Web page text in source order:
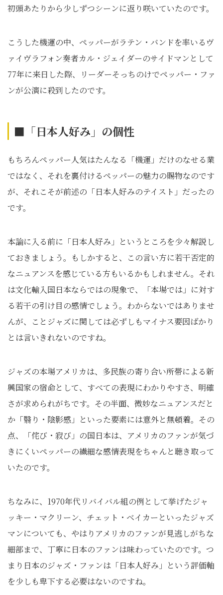
初頭あたりから少しずつシーンに返り咲いていたのです。
こうした機運の中、ペッパーがラテン・バンドを率いるヴ
ァイヴラフォン奏者カル・ジェイダーのサイドマンとして
77年に来日した際、リーダーそっちのけでペッパー・ファ
ンが公演に殺到したのです。
■「日本人好み」の個性
もちろんペッパー人気はたんなる「機運」だけのなせる業
ではなく、それを裏付けるペッパーの魅力の賜物なのです
が、それこそが前述の「日本人好みのテイスト」だったの
です。
本論に入る前に「日本人好み」というところを少々解説し
ておきましょう。もしかすると、この言い方に若干否定的
なニュアンスを感じている方もいるかもしれません。それ
は文化輸入国日本ならではの現象で、「本場では」に対す
る若干の引け目の感情でしょう。わからないではありませ
んが、ことジャズに関しては必ずしもマイナス要因ばかり
とは言いきれないのですね。
ジャズの本場アメリカは、多民族の寄り合い所帯による新
興国家の宿命として、すべての表現にわかりやすさ、明確
さが求められがちです。その半面、微妙なニュアンスだと
か「翳り・陰影感」といった要素には意外と無頓着。その
点、「侘び・寂び」の国日本は、アメリカのファンが気づ
きにくいペッパーの繊細な感情表現をちゃんと聴き取って
いたのです。
ちなみに、1970年代リバイバル組の例として挙げたジャ
ッキー・マクリーン、チェット・ベイカーといったジャズ
マンについても、やはりアメリカのファンが見逃しがちな
細部まで、丁寧に日本のファンは味わっていたのです。つ
まり日本のジャズ・ファンは「日本人好み」という評価軸
を少しも卑下する必要はないのですね。